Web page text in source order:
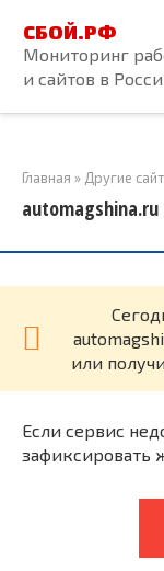
контенту
СБОЙ.РФ
Мониторинг
и сайтов в
Главная » Другие
automagshina.ru
или
Если сервис
зафиксировать